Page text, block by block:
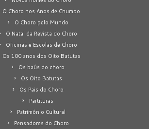
O Choro nos Anos de Chumbo
O Choro pelo Mundo
O Natal da Revista do Choro
Oficinas e Escolas de Choro
Os 100 anos dos Oito Batutas
Os baús do choro
Os Oito Batutas
Os Pais do Choro
Partituras
Patrimônio Cultural
Pensadores do Choro